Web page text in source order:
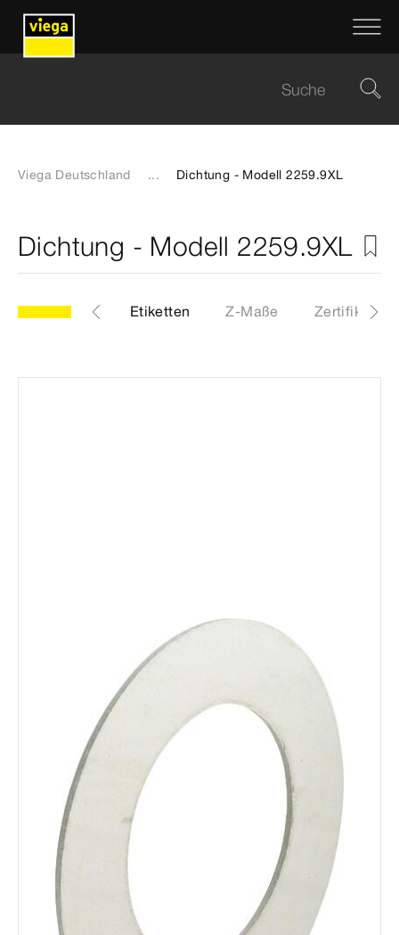
Viega Deutschland ... Dichtung - Modell 2259.9XL
Dichtung - Modell 2259.9XL
Artikel Etiketten Z-Maße Zertifikate